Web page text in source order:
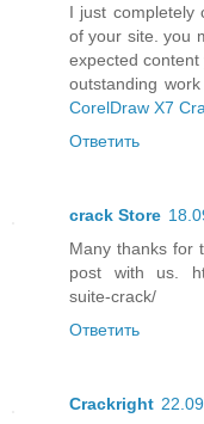
I just completely
of your site. you
expected
outstanding
CorelDraw X7
Ответить
crack Store
Many thanks for
post with us.
suite-crack/
Ответить
Crackright